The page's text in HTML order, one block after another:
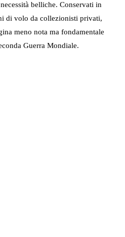
belliche. Conservati in
di volo da collezionisti privati,
meno nota ma fondamentale
Guerra Mondiale.